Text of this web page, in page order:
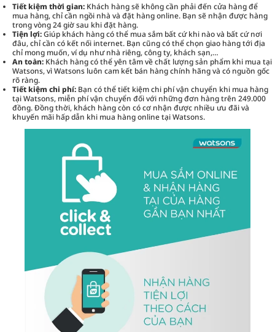
Tiết kiệm thời gian: Khách hàng sẽ không cần phải đến cửa hàng để
mua hàng, chỉ cần ngồi nhà và đặt hàng online. Bạn sẽ nhận được hàng
trong vòng 24 giờ sau khi đặt hàng.
Tiện lợi:Giúp khách hàng có thể mua sắm bất cứ khi nào và bất cứ nơi
đâu, chỉ cần có kết nối internet. Bạn cũng có thể chọn giao hàng tới địa
chỉ mong muốn, ví dụ như nhà riêng, công ty, khách sạn,…
An toàn: Khách hàng có thể yên tâm về chất lượng sản phẩm khi mua tại
Watsons, vì Watsons luôn cam kết bán hàng chính hãng và có nguồn gốc
rõ ràng.
Tiết kiệm chi phí: Bạn có thể tiết kiệm chi phí vận chuyển khi mua hàng
tại Watsons, miễn phí vận chuyển đối với những đơn hàng trên 249.000
đồng. Đồng thời, khách hàng còn có cơ nhận được nhiều ưu đãi và
khuyến mãi hấp dẫn khi mua hàng online tại Watsons.